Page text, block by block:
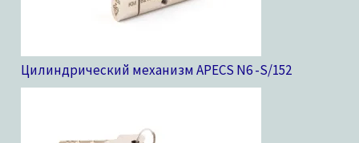
Цилиндрический механизм APECS N6 -S/152